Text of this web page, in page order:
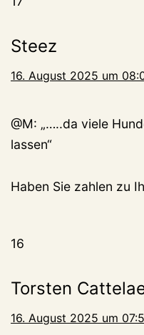
Steez
16. August 2025 um
@M: „…..da viele
lassen“
Haben Sie zahlen zu
16
Torsten
16. August 2025 um